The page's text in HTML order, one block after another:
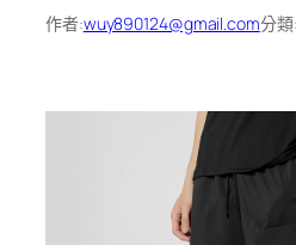
作者:wuy890124@gmail.com分類: